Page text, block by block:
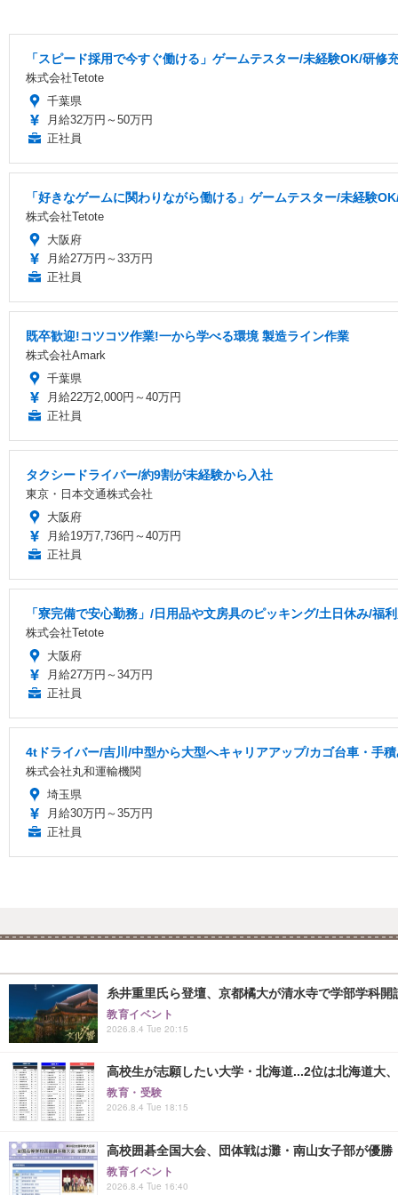
「スピード採用で今すぐ働ける」ゲームテスター/未経験OK/研修
株式会社Tetote
千葉県
月給32万円～50万円
正社員
「好きなゲームに関わりながら働ける」ゲームテスター/未経験
株式会社Tetote
大阪府
月給27万円～33万円
正社員
既卒歓迎!コツコツ作業!一から学べる環境 製造ライン作業
株式会社Amark
千葉県
月給22万2,000円～40万円
正社員
タクシードライバー/約9割が未経験から入社
東京・日本交通株式会社
大阪府
月給19万7,736円～40万円
正社員
「寮完備で安心勤務」/日用品や文房具のピッキング/土日休み/福
株式会社Tetote
大阪府
月給27万円～34万円
正社員
4tドライバー/吉川/中型から大型へキャリアアップ/カゴ台車・手
株式会社丸和運輸機関
埼玉県
月給30万円～35万円
正社員
糸井重里氏ら登壇、京都橘大が清水寺で学部学科開
教育イベント
2026.8.4 Tue 20:15
高校生が志願したい大学・北海道...2位は北海道大
教育・受験
2026.8.4 Tue 18:15
高校囲碁全国大会、団体戦は灘・南山女子部が優勝
教育イベント
2026.8.4 Tue 16:40